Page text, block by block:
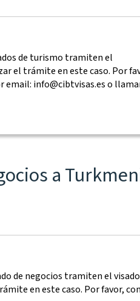
de turismo tramiten el
el trámite en este caso. Por
email: info@cibtvisas.eso
a
de negocios tramiten el visado
en este caso. Por favor,